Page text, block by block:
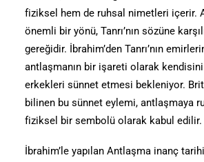
fiziksel hem de ruhsal nimetleri içerir.
önemli bir yönü, Tanrı’nın sözüne
gereğidir. İbrahim’den Tanrı’nın
antlaşmanın bir işareti olarak
erkekleri sünnet etmesi bekleniyor.
bilinen bu sünnet eylemi, antlaşmaya
fiziksel bir sembolü olarak kabul edilir.
İbrahim’le yapılan Antlaşma inanç